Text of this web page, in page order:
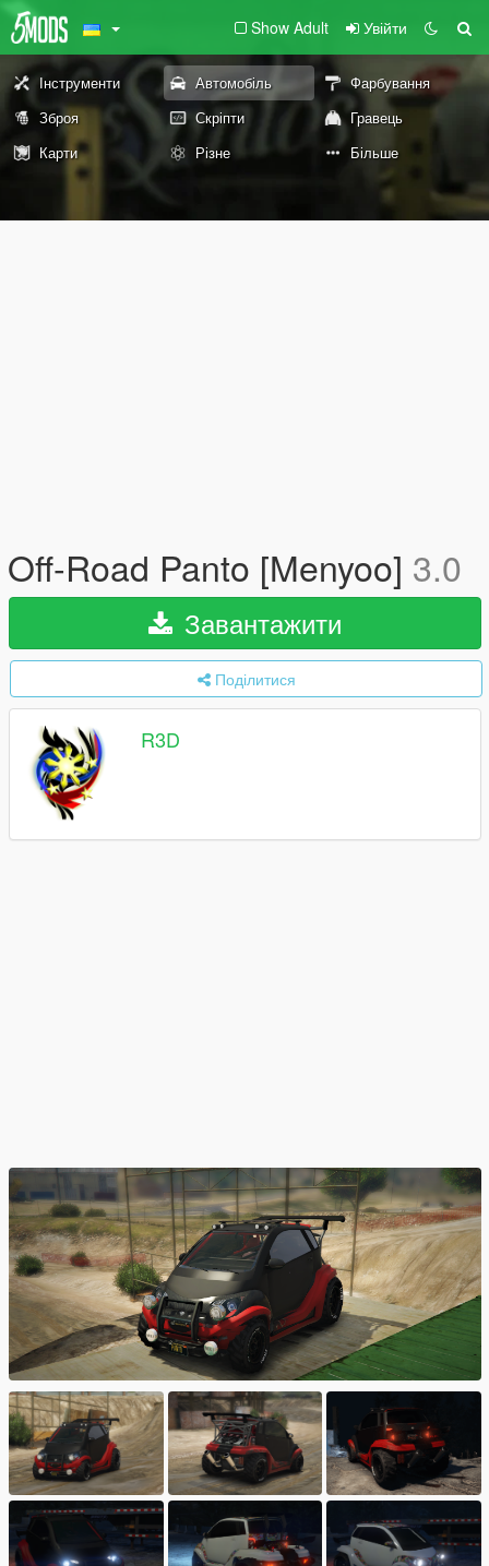
Show Adult Увійти
Інструменти Автомобіль
Фарбування
Зброя
Скріпти
Гравець
Карти
Різне Більше
Off-Road Panto [Menyoo] 3.0
Завантажити
Поділитися
R3D